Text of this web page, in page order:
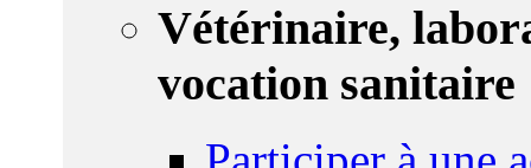
Vétérinaire,
vocation sanitaire